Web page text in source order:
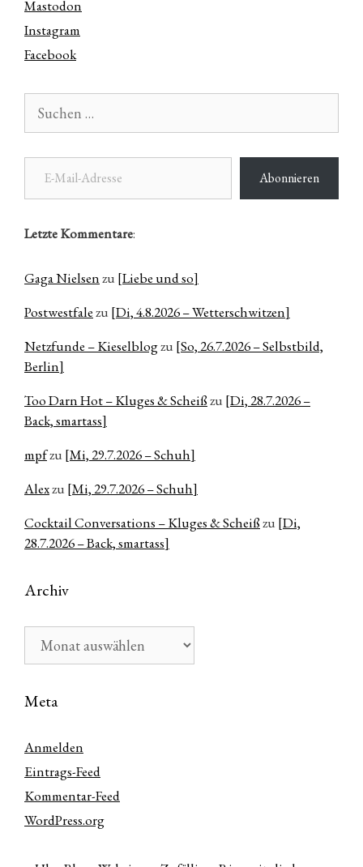
Mastodon
Instagram
Facebook
nach:
E-Mail-Adresse
Abonnieren
Letzte Kommentare:
Gaga Nielsenzu [Liebe und so]
Postwestfalezu [Di, 4.8.2026 – Wetterschwitzen]
Netzfunde – Kieselblogzu [So, 26.7.2026 – Selbstbild,
Berlin]
Too Darn Hot – Kluges & Scheißzu [Di, 28.7.2026 –
Back, smartass]
mpfzu [Mi, 29.7.2026 – Schuh]
Alexzu [Mi, 29.7.2026 – Schuh]
Cocktail Conversations – Kluges & Scheißzu [Di,
28.7.2026 – Back, smartass]
Archiv
Meta
Anmelden
Eintrags-Feed
Kommentar-Feed
WordPress.org